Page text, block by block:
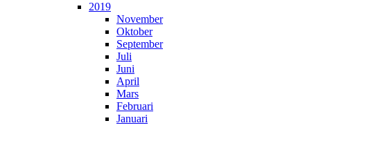
2019
November
Oktober
September
Juli
Juni
April
Mars
Februari
Januari